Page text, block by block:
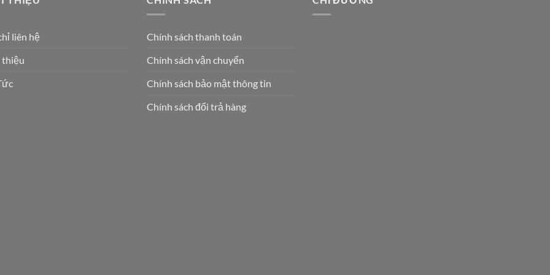
liên hệ
Chính sách thanh toán
Chính sách vận chuyển
Chính sách bảo mật thông tin
Chính sách đổi trả hàng